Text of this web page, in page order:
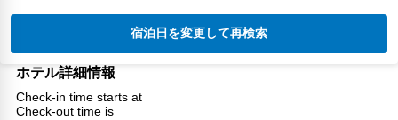
宿泊日を変更して再検索
ホテル詳細情報
Check-in time starts at
Check-out time is